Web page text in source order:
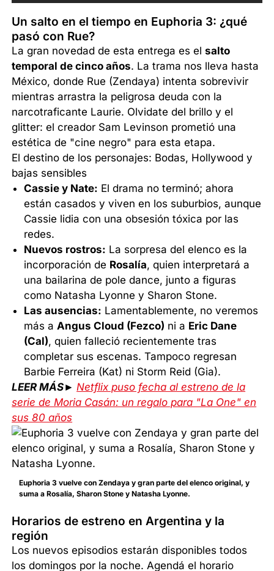
Un salto en el tiempo en Euphoria 3: ¿qué
pasó con Rue?
La gran novedad de esta entrega es elsalto
temporal de cinco años. La trama nos lleva hasta
México, donde Rue (Zendaya) intenta sobrevivir
mientras arrastra la peligrosa deuda con la
narcotraficante Laurie. Olvidate del brillo y el
glitter: el creador Sam Levinson prometió una
estética de "cine negro" para esta etapa.
El destino de los personajes: Bodas, Hollywood y
bajas sensibles
Cassie y Nate: El drama no terminó; ahora
están casados y viven en los suburbios, aunque
Cassie lidia con una obsesión tóxica por las
redes.
Nuevos rostros: La sorpresa del elenco es la
incorporación de Rosalía, quien interpretará a
una bailarina de pole dance, junto a figuras
como Natasha Lyonne y Sharon Stone.
Las ausencias: Lamentablemente, no veremos
más a Angus Cloud (Fezco) ni a Eric Dane
(Cal), quien falleció recientemente tras
completar sus escenas. Tampoco regresan
Barbie Ferreira (Kat) ni Storm Reid (Gia).
LEER MÁS► Netflix puso fecha al estreno de la
serie de Moria Casán: un regalo para "La One" en
sus 80 años
Euphoria 3 vuelve con Zendaya y gran parte del elenco original, y
suma a Rosalía, Sharon Stone y Natasha Lyonne.
Horarios de estreno en Argentina y la
región
Los nuevos episodios estarán disponibles todos
los domingos por la noche. Agendá el horario